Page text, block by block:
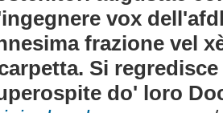
vox
frazione vel
Si
do' loro